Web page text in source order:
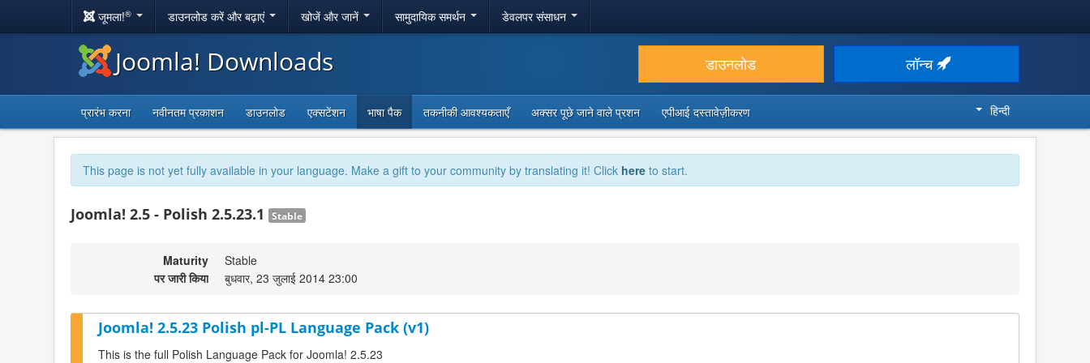
जूमला!® डाउनलोड करें और बढ़ाएं खोजें और जानें सामुदायिक समर्थन डेवलपर संसाधन
Joomla! Downloads डाउनलोड लॉन्च
प्रारंभ करना नवीनतम प्रकाशन डाउनलोड एक्सटेंशन भाषा पैक तकनीकी आवश्यकताएँ अक्सर पूछे जाने वाले प्रशन एपीआई दस्तावेज़ीकरण हिन्दी
This page is not yet fully available in your language. Make a gift to your community by translating it! Click here to start.
Joomla! 2.5 - Polish 2.5.23.1 Stable
Maturity
Stable
पर जारी किया
बुधवार, 23 जुलाई 2014 23:00
Joomla! 2.5.23 Polish pl-PL Language Pack (v1)
This is the full Polish Language Pack for Joomla! 2.5.23